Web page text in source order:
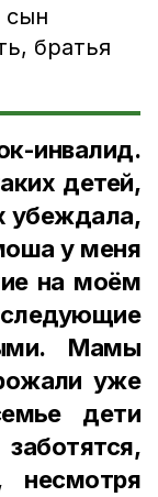
сын
братья
инвалид.
детей,
убеждала,
у меня
на моём
Мамы
уже
дети
несмотря